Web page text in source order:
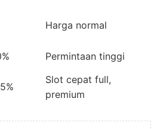
Harga normal
Permintaan tinggi
Slot cepat full,
premium